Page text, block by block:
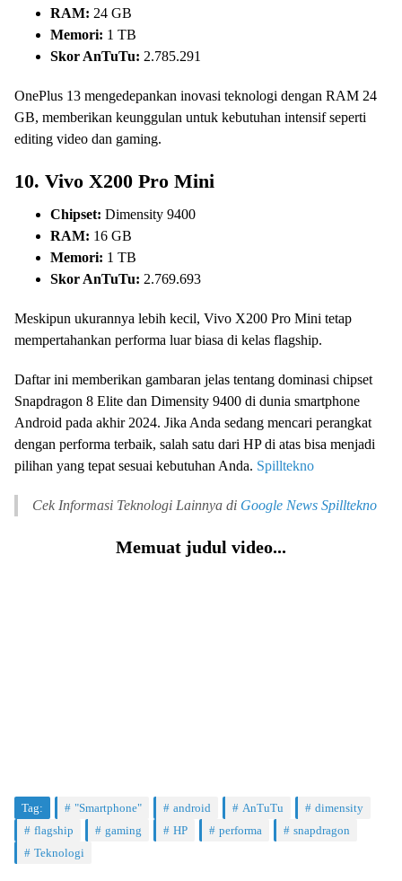
RAM: 24 GB
Memori: 1 TB
Skor AnTuTu: 2.785.291
OnePlus 13 mengedepankan inovasi teknologi dengan RAM 24
GB, memberikan keunggulan untuk kebutuhan intensif seperti
editing video dan gaming.
10. Vivo X200 Pro Mini
Chipset: Dimensity 9400
RAM: 16 GB
Memori: 1 TB
Skor AnTuTu: 2.769.693
Meskipun ukurannya lebih kecil, Vivo X200 Pro Mini tetap
mempertahankan performa luar biasa di kelas flagship.
Daftar ini memberikan gambaran jelas tentang dominasi chipset
Snapdragon 8 Elite dan Dimensity 9400 di dunia smartphone
Android pada akhir 2024. Jika Anda sedang mencari perangkat
dengan performa terbaik, salah satu dari HP di atas bisa menjadi
pilihan yang tepat sesuai kebutuhan Anda. Spilltekno
Cek Informasi Teknologi Lainnya di Google News Spilltekno
Memuat judul video...
Tag: "Smartphone" android AnTuTu
dimensity
flagship
gaming HP performa
snapdragon
Teknologi